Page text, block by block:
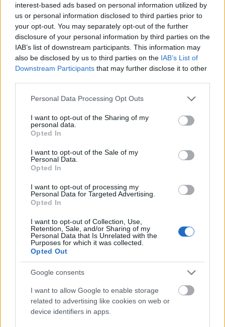
interest-based ads based on personal information utilized by
us or personal information disclosed to third parties prior to
your opt-out. You may separately opt-out of the further
disclosure of your personal information by third parties on the
IAB’s list of downstream participants. This information may
also be disclosed by us to third parties on the IAB’s List of
Downstream Participants that may further disclose it to other
Please note that this website/app uses one or more Google
not limited to your visit or usage behaviour. You may click to
grant or deny consent to Google and its third-party tags to
use your data for below specified purposes in below Google
consent section.
Personal Data Processing Opt Outs
I want to opt-out of the Sharing of my
personal data.
Opted In
I want to opt-out of the Sale of my
Personal Data.
Opted In
I want to opt-out of processing my
Personal Data for Targeted Advertising.
Opted In
I want to opt-out of Collection, Use,
Retention, Sale, and/or Sharing of my
Personal Data that Is Unrelated with the
Purposes for which it was collected.
Opted Out
Google consents
I want to allow Google to enable storage
related to advertising like cookies on web or
device identifiers in apps.
Uniós források: íme a teendők, amelyek a
pénzek érkezéséhez még szükségesek
ELEMZÉSEK 2026. júl. 20.
Minden idők legjövedelmezőbbje és
legdrágábbja volt az amerikai foci vb -
HÍREK 2026. júl. 20.